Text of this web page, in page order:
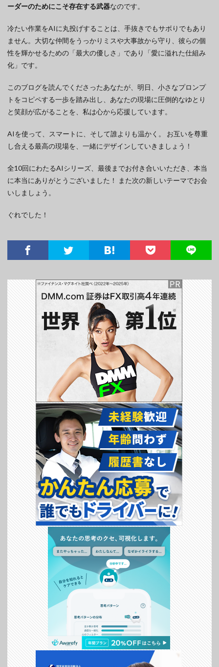
ーダーのためにこそ存在する武器なのです。
冷たい作業をAIに丸投げすることは、手抜きでもサボりでもあり
ません。大切な仲間をうっかりミスや大事故から守り、彼らの個
性を輝かせるための「最大の優しさ」であり「愛に溢れた仕組み
化」です。
このブログを読んでくださったあなたが、明日、小さなプロンプ
トをコピペする一歩を踏み出し、あなたの現場に圧倒的なゆとり
と笑顔が広がることを、私は心から応援しています。
AIを使って、スマートに、そして誰よりも温かく。 お互いを尊重
し合える最高の現場を、一緒にデザインしていきましょう！
全10回にわたるAIシリーズ、最後までお付き合いいただき、本当
に本当にありがとうございました！ また次の新しいテーマでお会
いしましょう。
ぐれでした！